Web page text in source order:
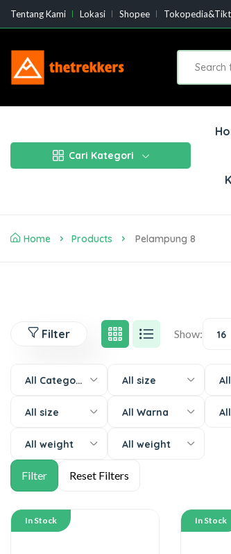
Tentang Kami Lokasi Shopee
Cari Kategori
Home Products Pelampung 8
Filter Show: 16
All Categories All size
All size All Warna
All weight All weight
In Stock In Stock